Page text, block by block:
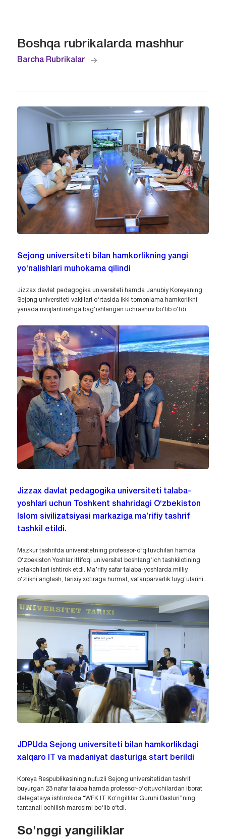
Boshqa rubrikalarda mashhur
Barcha Rubrikalar
Sejong universiteti bilan hamkorlikning yangi
yo‘nalishlari muhokama qilindi
Jizzax davlat pedagogika universiteti hamda Janubiy Koreyaning
Sejong universiteti vakillari o‘rtasida ikki tomonlama hamkorlikni
yanada rivojlantirishga bag‘ishlangan uchrashuv bo‘lib o‘tdi.
Jizzax davlat pedagogika universiteti talaba-
yoshlari uchun Toshkent shahridagi O‘zbekiston
Islom sivilizatsiyasi markaziga ma’rifiy tashrif
tashkil etildi.
Mazkur tashrifda universitetning professor-o‘qituvchilari hamda
O‘zbekiston Yoshlar ittifoqi universitet boshlang‘ich tashkilotining
yetakchilari ishtirok etdi. Ma’rifiy safar talaba-yoshlarda milliy
o‘zlikni anglash, tarixiy xotiraga hurmat, vatanparvarlik tuyg‘ularini...
JDPUda Sejong universiteti bilan hamkorlikdagi
xalqaro IT va madaniyat dasturiga start berildi
Koreya Respublikasining nufuzli Sejong universitetidan tashrif
buyurgan 23 nafar talaba hamda professor-o‘qituvchilardan iborat
delegatsiya ishtirokida “WFK IT Ko‘ngillilar Guruhi Dasturi”ning
tantanali ochilish marosimi bo‘lib o‘tdi.
So'nggi yangiliklar